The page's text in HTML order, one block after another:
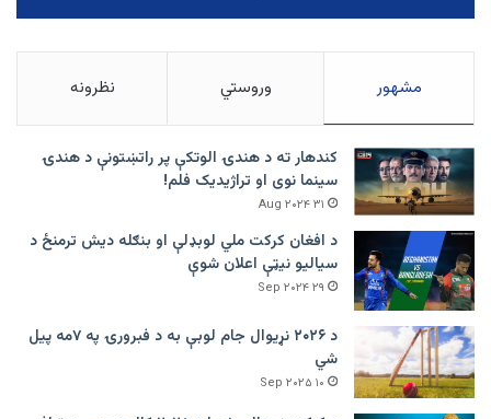
مشهور وروستي نظرونه
کندهار ته د هندۍ الوتکې پر راتښتونې د هندۍ
سینما نوی او تراژيديک فلم!
۳۱ Aug ۲۰۲۴
د افغان کرکت ملي لوبډلې او بنګله دیش ترمنځ د
سیالیو نیټې اعلان شوې
۲۹ Sep ۲۰۲۴
د ۲۰۲۶ نړیوال جام لوبې به د فبرورۍ په ۷مه پیل
شي
۱۰ Sep ۲۰۲۵